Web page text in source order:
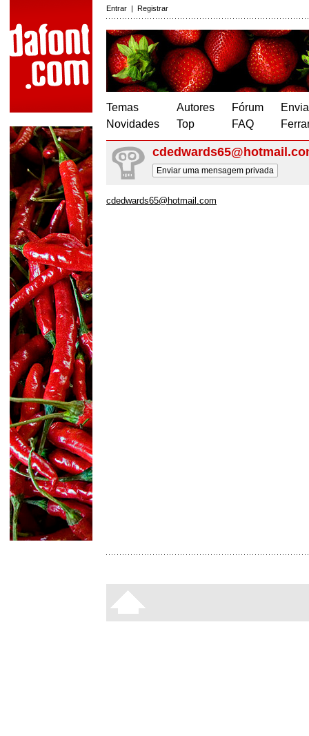
Entrar | Registrar
Temas
Novidades
Autores
Top
Fórum
FAQ
Enviar uma mensagem privada
cdedwards65@hotmail.com